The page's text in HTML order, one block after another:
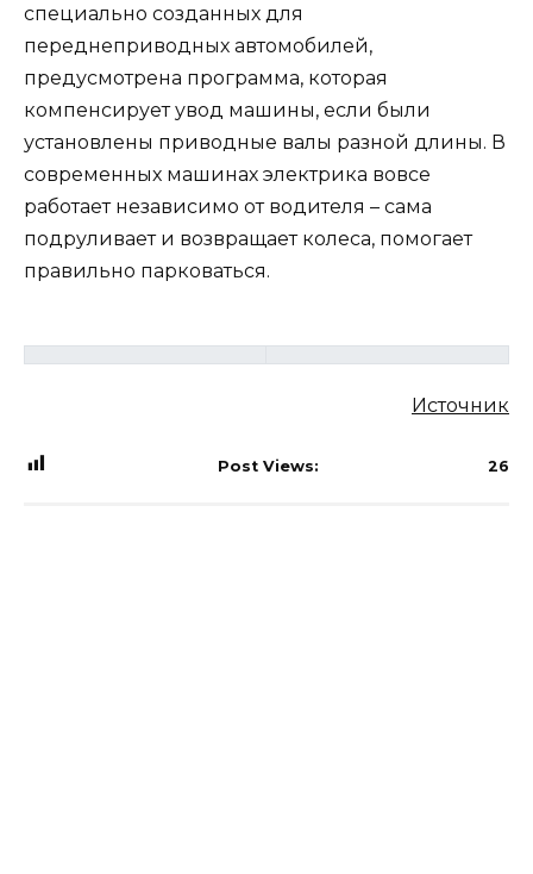
специально созданных для
переднеприводных автомобилей,
предусмотрена программа, которая
компенсирует увод машины, если были
установлены приводные валы разной длины. В
современных машинах электрика вовсе
работает независимо от водителя – сама
подруливает и возвращает колеса, помогает
правильно парковаться.
Источник
Post Views: 26